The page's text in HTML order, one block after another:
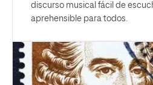
discurso musical fácil de
aprehensible para todos.